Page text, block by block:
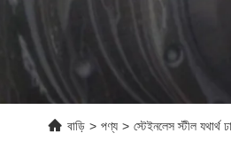
বাড়ি > পণ্য > স্টেইনলেস স্টীল যথার্থ